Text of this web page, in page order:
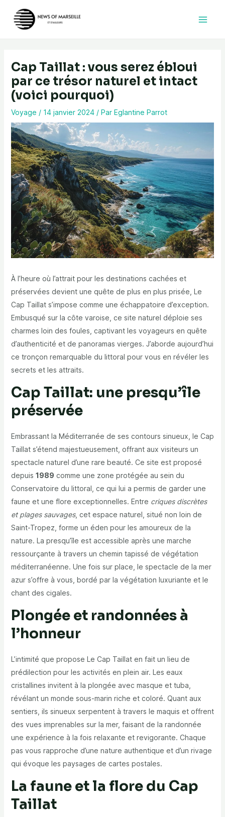
contenu
Cap Taillat : vous serez ébloui
par ce trésor naturel et intact
(voici pourquoi)
Voyage / 14 janvier 2024 / Par Eglantine Parrot
À l’heure où l’attrait pour les destinations cachées et
préservées devient une quête de plus en plus prisée, Le
Cap Taillat s’impose comme une échappatoire d’exception.
Embusqué sur la côte varoise, ce site naturel déploie ses
charmes loin des foules, captivant les voyageurs en quête
d’authenticité et de panoramas vierges. J’aborde aujourd’hui
ce tronçon remarquable du littoral pour vous en révéler les
secrets et les attraits.
Cap Taillat: une presqu’île
préservée
Embrassant la Méditerranée de ses contours sinueux, le Cap
Taillat s’étend majestueusement, offrant aux visiteurs un
spectacle naturel d’une rare beauté. Ce site est proposé
depuis 1989 comme une zone protégée au sein du
Conservatoire du littoral, ce qui lui a permis de garder une
faune et une flore exceptionnelles. Entre criques discrètes
et plages sauvages, cet espace naturel, situé non loin de
Saint-Tropez, forme un éden pour les amoureux de la
nature. La presqu’île est accessible après une marche
ressourçante à travers un chemin tapissé de végétation
méditerranéenne. Une fois sur place, le spectacle de la mer
azur s’offre à vous, bordé par la végétation luxuriante et le
chant des cigales.
Plongée et randonnées à
l’honneur
L’intimité que propose Le Cap Taillat en fait un lieu de
prédilection pour les activités en plein air. Les eaux
cristallines invitent à la plongée avec masque et tuba,
révélant un monde sous-marin riche et coloré. Quant aux
sentiers, ils sinueux serpentent à travers le maquis et offrent
des vues imprenables sur la mer, faisant de la randonnée
une expérience à la fois relaxante et revigorante. Chaque
pas vous rapproche d’une nature authentique et d’un rivage
qui évoque les paysages de cartes postales.
La faune et la flore du Cap
Taillat